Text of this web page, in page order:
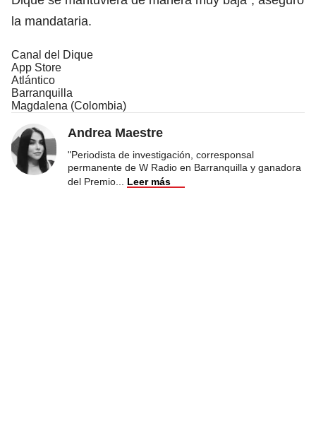
la mandataria.
Canal del Dique
App Store
Atlántico
Barranquilla
Magdalena (Colombia)
Andrea Maestre
"Periodista de investigación, corresponsal
permanente de W Radio en Barranquilla y ganadora
del Premio
Leer más